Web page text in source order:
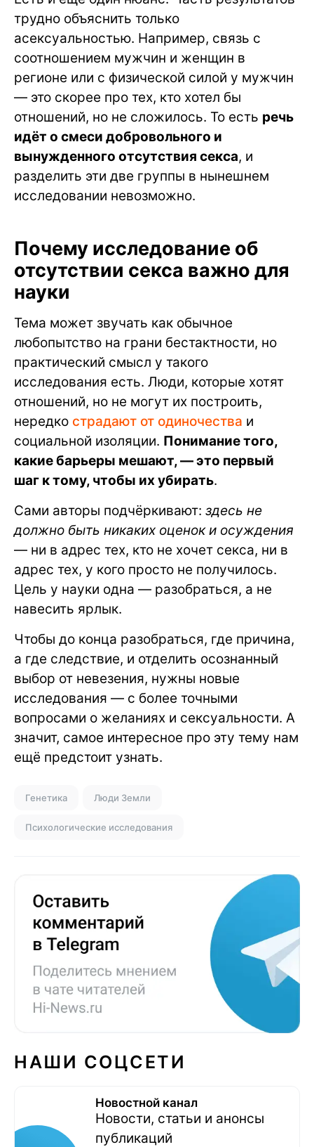
трудно объяснить только
асексуальностью. Например, связь с
соотношением мужчин и женщин в
регионе или с физической силой у мужчин
— это скорее про тех, кто хотел бы
отношений, но не сложилось. То есть речь
идёт о смеси добровольного и
вынужденного отсутствия секса, и
разделить эти две группы в нынешнем
исследовании невозможно.
Почему исследование об
отсутствии секса важно для
науки
Тема может звучать как обычное
любопытство на грани бестактности, но
практический смысл у такого
исследования есть. Люди, которые хотят
отношений, но не могут их построить,
нередко страдают от одиночества и
социальной изоляции. Понимание того,
какие барьеры мешают, — это первый
шаг к тому, чтобы их убирать.
Сами авторы подчёркивают: здесь не
должно быть никаких оценок и осуждения
— ни в адрес тех, кто не хочет секса, ни в
адрес тех, у кого просто не получилось.
Цель у науки одна — разобраться, а не
навесить ярлык.
Чтобы до конца разобраться, где причина,
а где следствие, и отделить осознанный
выбор от невезения, нужны новые
исследования — с более точными
вопросами о желаниях и сексуальности. А
значит, самое интересное про эту тему нам
ещё предстоит узнать.
Генетика Люди Земли
Психологические исследования
НАШИ СОЦСЕТИ
Новостной канал
Новости, статьи и анонсы
публикаций